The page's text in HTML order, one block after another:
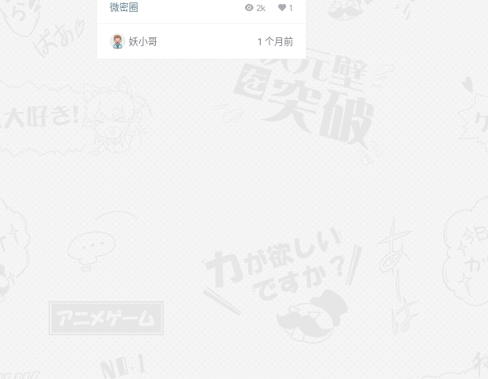
称小魅魔，她拍的作品那是非常用心，每一
博：@脸红8酱 脸红八酱(初恋的八) 微密圈
合集资源目录 QT001 脸红八酱 微博精选无
杂图 [33P-6V 86.07 MB] QT002 八酱 抖
微密圈 2k 1
妖小哥 1 个月前